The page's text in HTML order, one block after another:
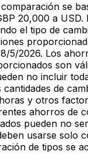
se
20,000 a USD.
el tipo de
5/2026. Los
son
no incluir
de
y otros
ahorros de
pueden no
usarse solo
de tipos se